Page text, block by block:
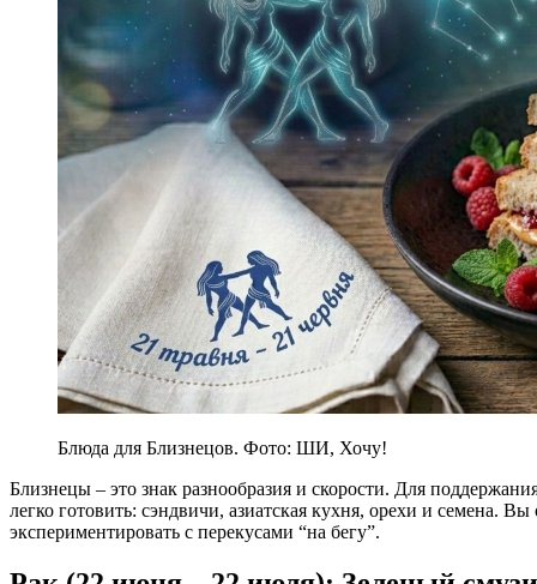
Блюда для Близнецов. Фото: ШИ, Хочу!
Близнецы – это знак разнообразия и скорости. Для
легко готовить: сэндвичи, азиатская кухня, орехи и семена.
экспериментировать с перекусами “на бегу”.